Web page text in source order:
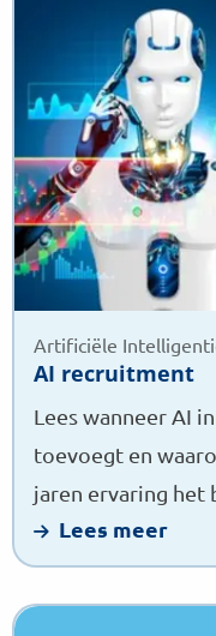
Artificiële
AI recruitment
Lees wanneer AI
toevoegt en
jaren ervaring het
Lees meer
AI
recruitment
Lees